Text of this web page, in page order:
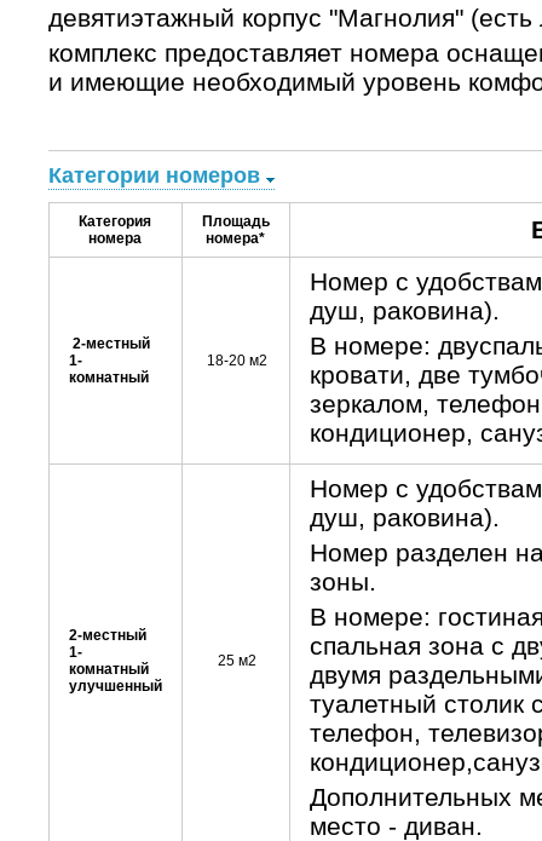
девятиэтажный корпус "Магнолия"
комплекс предоставляет номера
и имеющие необходимый уровень
Категории номеров
Категория
номера
Площадь
номера*
2-местный
1-
комнатный
18-20 м2
Номер с
душ, раковина).
В номере:
кровати, две
зеркалом,
кондиционер,
2-местный
1-
комнатный
улучшенный
25 м2
Номер с
душ, раковина).
Номер разделен
зоны.
В номере:
спальная зона с
двумя
туалетный столик
телефон,
Дополнительных
место - диван.